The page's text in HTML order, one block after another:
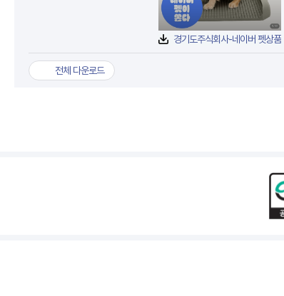
전체 다운로드